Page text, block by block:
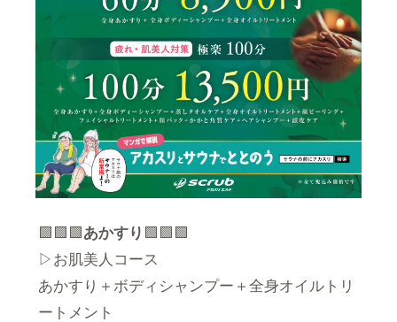
🟩🟩🟩 あかすり 🟩🟩🟩
▷お肌美人コース
あかすり＋ボディシャンプー＋全身オイルトリ
ートメント